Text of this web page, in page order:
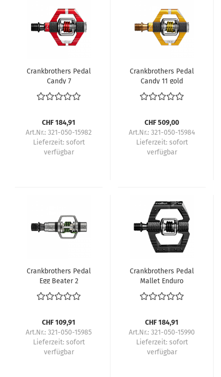
Crankbrothers Pedal
Candy 7
CHF 184,91
Art.Nr.: 321-050-15982
Lieferzeit: sofort
verfügbar
Crankbrothers Pedal
Candy 11 gold
CHF 509,00
Art.Nr.: 321-050-15984
Lieferzeit: sofort
verfügbar
Crankbrothers Pedal
Egg Beater 2
CHF 109,91
Art.Nr.: 321-050-15985
Lieferzeit: sofort
verfügbar
Crankbrothers Pedal
Mallet Enduro
CHF 184,91
Art.Nr.: 321-050-15990
Lieferzeit: sofort
verfügbar